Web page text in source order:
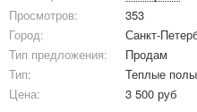
Просмотров:
353
Город:
Санкт-
Тип предложения:
Продам
Тип:
Теплые полы
Цена:
3 500 руб